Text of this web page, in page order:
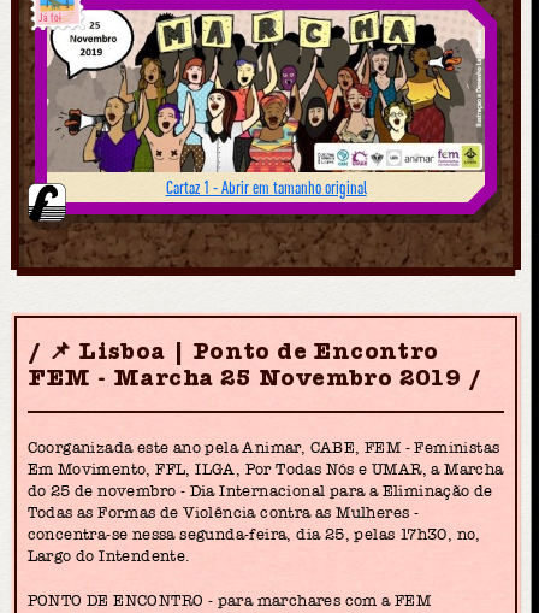
Já foi
Cartaz 1 - Abrir em tamanho original
📌 Lisboa | Ponto de Encontro
FEM - Marcha 25 Novembro 2019
Coorganizada este ano pela Animar, CABE, FEM - Feministas
Em Movimento, FFL, ILGA, Por Todas Nós e UMAR, a Marcha
do 25 de novembro - Dia Internacional para a Eliminação de
Todas as Formas de Violência contra as Mulheres -
concentra-se nessa segunda-feira, dia 25, pelas 17h30, no,
Largo do Intendente.
PONTO DE ENCONTRO - para marchares com a FEM